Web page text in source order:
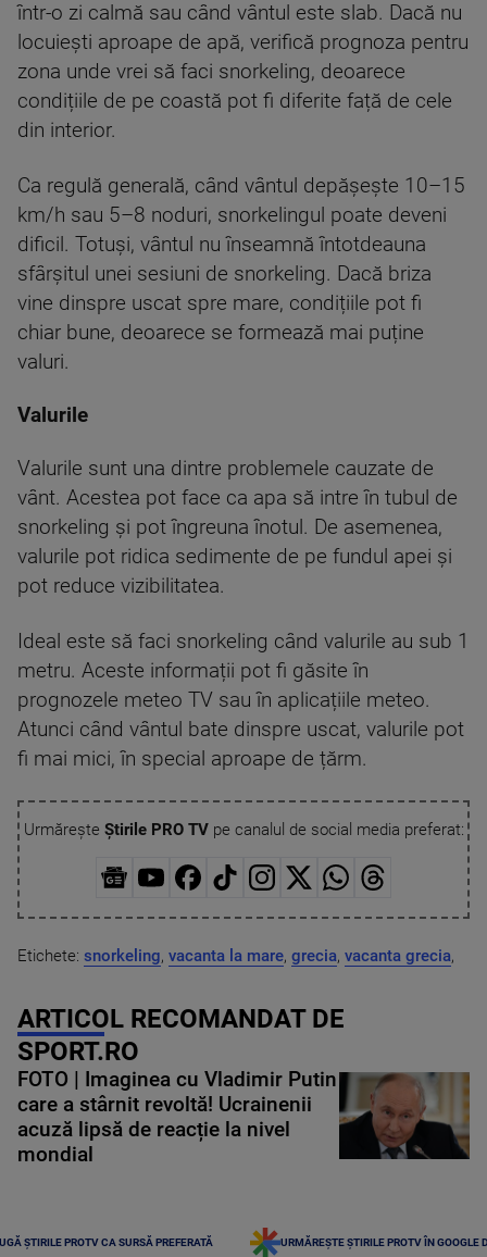
într-o zi calmă sau când vântul este slab. Dacă nu
locuiești aproape de apă, verifică prognoza pentru
zona unde vrei să faci snorkeling, deoarece
condițiile de pe coastă pot fi diferite față de cele
din interior.
Ca regulă generală, când vântul depășește 10–15
km/h sau 5–8 noduri, snorkelingul poate deveni
dificil. Totuși, vântul nu înseamnă întotdeauna
sfârșitul unei sesiuni de snorkeling. Dacă briza
vine dinspre uscat spre mare, condițiile pot fi
chiar bune, deoarece se formează mai puține
valuri.
Valurile
Valurile sunt una dintre problemele cauzate de
vânt. Acestea pot face ca apa să intre în tubul de
snorkeling și pot îngreuna înotul. De asemenea,
valurile pot ridica sedimente de pe fundul apei și
pot reduce vizibilitatea.
Ideal este să faci snorkeling când valurile au sub 1
metru. Aceste informații pot fi găsite în
prognozele meteo TV sau în aplicațiile meteo.
Atunci când vântul bate dinspre uscat, valurile pot
fi mai mici, în special aproape de țărm.
Urmărește Știrile PRO TVpe canalul de social media preferat:
Etichete: snorkeling, vacanta la mare, grecia, vacanta grecia,
ARTICOL RECOMANDAT DE
SPORT.RO
FOTO | Imaginea cu Vladimir Putin
care a stârnit revoltă! Ucrainenii
acuză lipsă de reacție la nivel
mondial
ȘTIRILE PROTV CA SURSĂ PREFERATĂ URMĂREȘTE ȘTIRILE PROTV ÎN GOOGLE